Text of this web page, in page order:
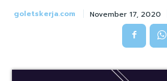
goletskerja.com November 17, 2020